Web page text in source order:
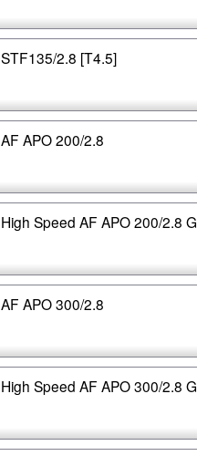
STF135/2.8 [T4.5]
AF APO 200/2.8
High Speed AF APO 200/2.8 G
AF APO 300/2.8
High Speed AF APO 300/2.8 G